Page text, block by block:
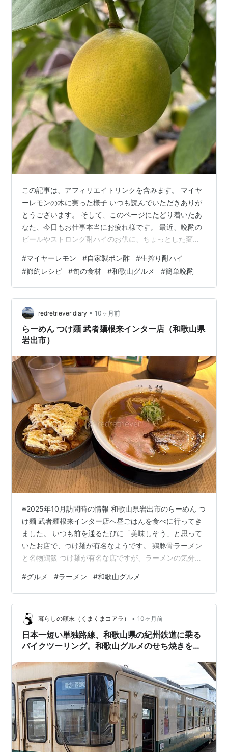
この記事は、アフィリエイトリンクを含みます。 マイヤ
ーレモンの木に実った様子 いつも読んでいただきありが
とうございます。 そして、このページにたどり着いたあ
なた、今日もお仕事本当にお疲れ様です。 最近、晩酌の
ビールやストロング酎ハイのお供に、ちょっとした変化
ろやかで甘みがあると話題のフルーツ、「マイヤーレモ
ン」の魅力と、節約自炊生活で大活躍する簡単な活用法
をご紹介します。 旬のマイヤーレモンを見つけたら、ぜ
ひ試してほしいです。 マイヤーレモンの旬と、色で変わ
る楽しみ方 緑と黄色のマイヤーレモン マイヤーレモン
は、地域差はありますが10月から翌…
#マイヤーレモン #自家製ポン酢 #生搾り酎ハイ
#節約レシピ #旬の食材 #和歌山グルメ #簡単晩酌
redretriever diary • 10ヶ月前
らーめん つけ麺 武者麺根来インター店（和歌山県
岩出市）
※2025年10月訪問時の情報 和歌山県岩出市のらーめん つ
け麺 武者麺根来インター店へ昼ごはんを食べに行ってき
ました。 いつも前を通るたびに「美味しそう」と思って
いたお店で、つけ麺が有名なようです。 鶏豚骨ラーメン
と名物鶏飯 つけ麺が有名な店ですが、ラーメンの気分だ
メン 鶏豚骨ラーメンは濃厚なスープが美味しい。 チャー
シューは二種類入っているのも良きです。 名物鶏飯 名物
鶏飯は唐揚げ丼といった感じ。ジューシーなから揚げと
マヨネーズが美味しい。 次回はつけ麺を食べに行ってみ
たいと思います。 ランキング参加中【公式】2025年開設
ブログ ランキ…
#グルメ #ラーメン #和歌山グルメ
暮らしの顛末（くまくまコアラ） • 10ヶ月前
日本一短い単独路線、和歌山県の紀州鉄道に乗る
バイクツーリング。和歌山グルメのせち焼きを食